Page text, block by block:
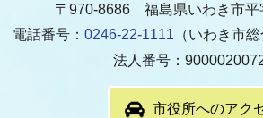
〒970-8686 福島県いわき市平
電話番号： 0246-22-1111 （いわき市
法人番号：
市役所へのアク